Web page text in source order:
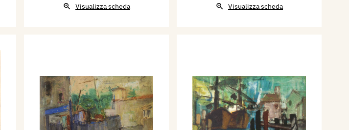
Visualizza scheda Visualizza scheda